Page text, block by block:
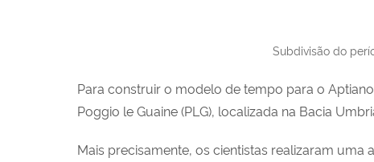
Subdivisão do
Para construir o modelo de tempo para o
Poggio le Guaine (PLG), localizada na Bacia
Mais precisamente, os cientistas realizaram